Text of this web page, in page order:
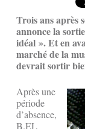
Trois ans après
annonce la
idéal ». Et en
marché de la
devrait sortir
Après une
période
d’absence,
B.EL